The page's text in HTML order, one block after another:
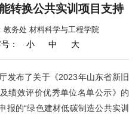
转换公共实训项目支持
教务处 材料科学与工程学院
： 小 中 大
发布了关于《2023年山东省新旧
绩效评价优秀单位名单公示》的
报的“绿色建材低碳制造公共实训